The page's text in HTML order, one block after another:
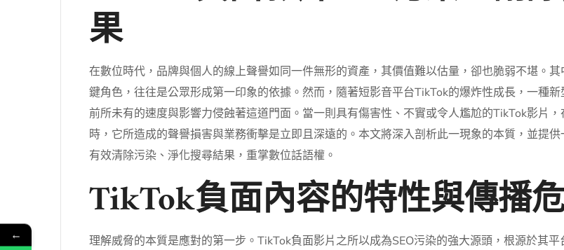
果
在數位時代，品牌與個人的線上聲譽如同一件無形的資產，其價值難以估量，卻也脆弱不堪。
鍵角色，往往是公眾形成第一印象的依據。然而，隨著短影音平台TikTok的爆炸性成長，一種
前所未有的速度與影響力侵蝕著這道門面。當一則具有傷害性、不實或令人尷尬的TikTok影片
時，它所造成的聲譽損害與業務衝擊是立即且深遠的。本文將深入剖析此一現象的本質，並提
有效清除污染、淨化搜尋結果，重掌數位話語權。
TikTok負面內容的特性與傳播
理解威脅的本質是應對的第一步。TikTok負面影片之所以成為SEO污染的強大源頭，根源於其平
←